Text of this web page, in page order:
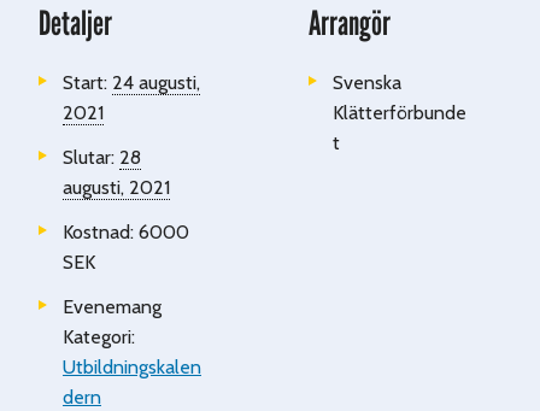
Detaljer
Start: 24 augusti,
2021
Slutar: 28
augusti, 2021
Kostnad: 6000
SEK
Evenemang
Kategori:
Utbildningskalen
dern
Arrangör
Svenska
Klätterförbunde
t